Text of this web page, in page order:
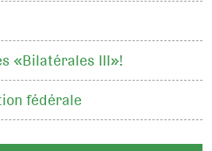
«Bilatérales III»!
fédérale